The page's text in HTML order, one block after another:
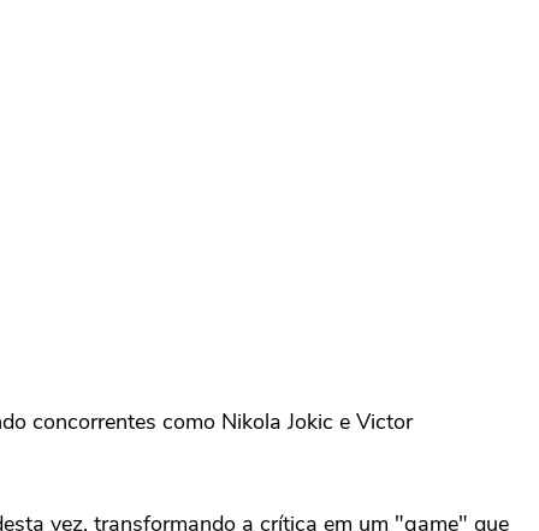
concorrentes como Nikola Jokic e Victor
vez, transformando a crítica em um "game" que